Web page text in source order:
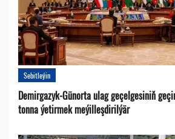
Sebitleýin
Demirgazyk-Günorta ulag geçelgesiniň
tonna ýetirmek meýilleşdirilýär